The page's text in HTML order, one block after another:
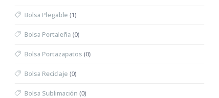
Bolsa Plegable (1)
Bolsa Portaleña (0)
Bolsa Portazapatos (0)
Bolsa Reciclaje (0)
Bolsa Sublimación (0)